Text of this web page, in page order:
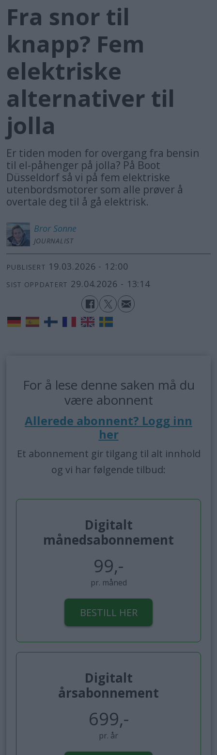
Fra snor til
knapp? Fem
elektriske
alternativer til
jolla
Er tiden moden for overgang fra bensin
til el-påhenger på jolla? På Boot
Düsseldorf så vi på fem elektriske
utenbordsmotorer som alle prøver å
overtale deg til å gå elektrisk.
Bror Sonne
JOURNALIST
PUBLISERT 19.03.2026 - 12:00
SIST OPPDATERT 29.04.2026 - 13:14
For å lese denne saken må du
være abonnent
Allerede abonnent? Logg inn
her
Et abonnement gir tilgang til alt innhold
og vi har følgende tilbud:
Digitalt
månedsabonnement
99,-
pr. måned
BESTILL HER
Digitalt
årsabonnement
699,-
pr. år